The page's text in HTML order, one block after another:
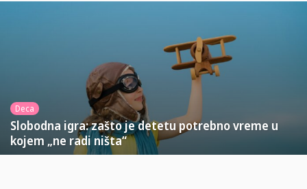
Deca
Slobodna igra: zašto je detetu potrebno vreme u
kojem „ne radi ništa“